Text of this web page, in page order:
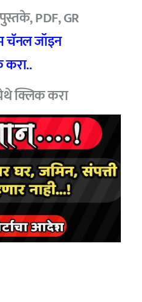
PDF, GR
चॅनल जॉइन
क्लिक करा